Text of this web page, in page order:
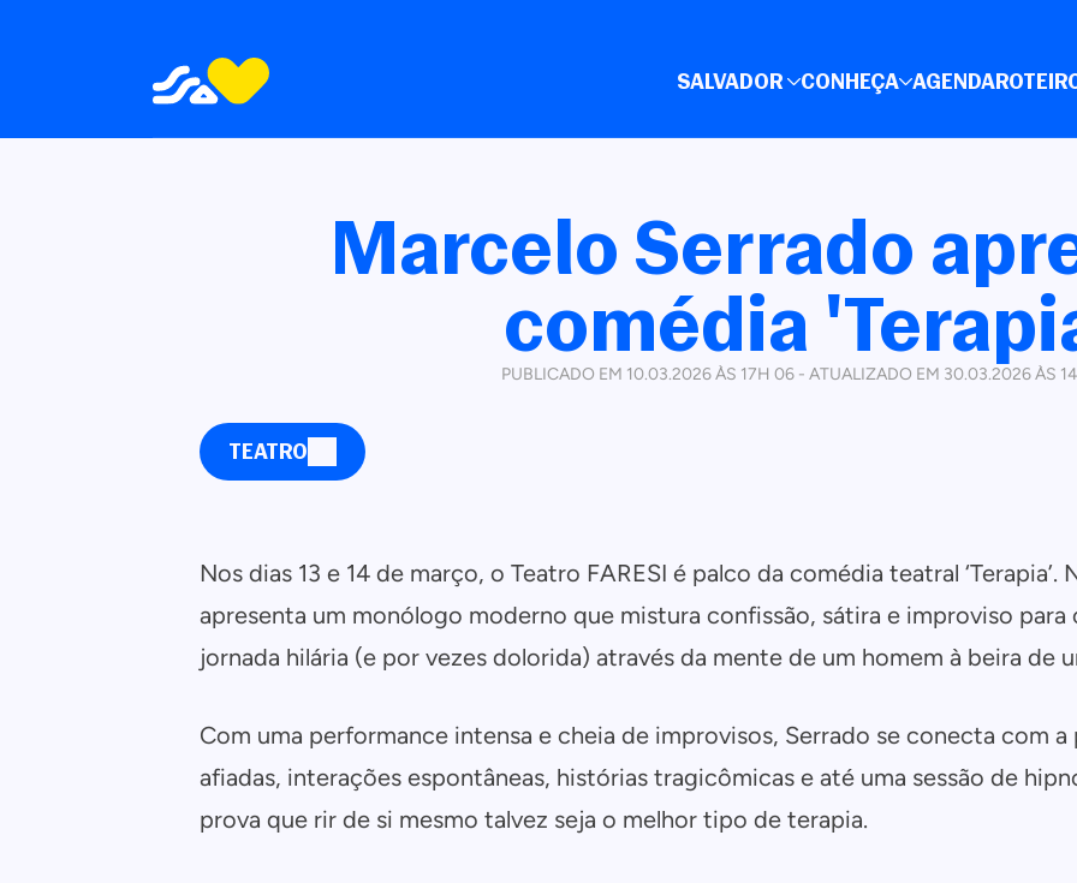
SALVADOR CONHEÇA AGENDA
Marcelo Serrado
comédia
PUBLICADO EM 10.03.2026 ÀS 17H 06 - ATUALIZADO EM 30.03.2026 ÀS
TEATRO
Nos dias 13 e 14 de março, o Teatro FARESI é palco da comédia teatral
apresenta um monólogo moderno que mistura confissão, sátira e improviso
jornada hilária (e por vezes dolorida) através da mente de um homem à beira de
Com uma performance intensa e cheia de improvisos, Serrado se conecta com a
afiadas, interações espontâneas, histórias tragicômicas e até uma sessão de
prova que rir de si mesmo talvez seja o melhor tipo de terapia.